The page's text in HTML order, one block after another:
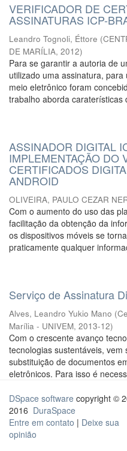
VERIFICADOR DE
ASSINATURAS ICP-
Leandro Tognoli, Éttore (
DE MARÍLIA, 2012)
Para se garantir a autoria de
utilizado uma assinatura,
meio eletrônico foram
trabalho aborda caraterísticas
ASSINADOR DIGITAL
IMPLEMENTAÇÃO DO
CERTIFICADOS
ANDROID
OLIVEIRA, PAULO CEZAR
Com o aumento do uso das
facilitação da obtenção da
os dispositivos móveis se
praticamente qualquer
Serviço de Assinatura
Alves, Leandro Yukio Mano (
Marília - UNIVEM, 2013-12)
Com o crescente avanço
tecnologias sustentáveis,
substituição de documentos
eletrônicos. Para isso é
DSpace software copyright ©
2016 DuraSpace
Entre em contato | Deixe sua
opinião